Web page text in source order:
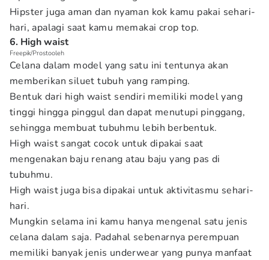
Hipster juga aman dan nyaman kok kamu pakai sehari-
hari, apalagi saat kamu memakai crop top.
6. High waist
Freepik/Prostooleh
Celana dalam model yang satu ini tentunya akan
memberikan siluet tubuh yang ramping.
Bentuk dari high waist sendiri memiliki model yang
tinggi hingga pinggul dan dapat menutupi pinggang,
sehingga membuat tubuhmu lebih berbentuk.
High waist sangat cocok untuk dipakai saat
mengenakan baju renang atau baju yang pas di
tubuhmu.
High waist juga bisa dipakai untuk aktivitasmu sehari-
hari.
Mungkin selama ini kamu hanya mengenal satu jenis
celana dalam saja. Padahal sebenarnya perempuan
memiliki banyak jenis underwear yang punya manfaat